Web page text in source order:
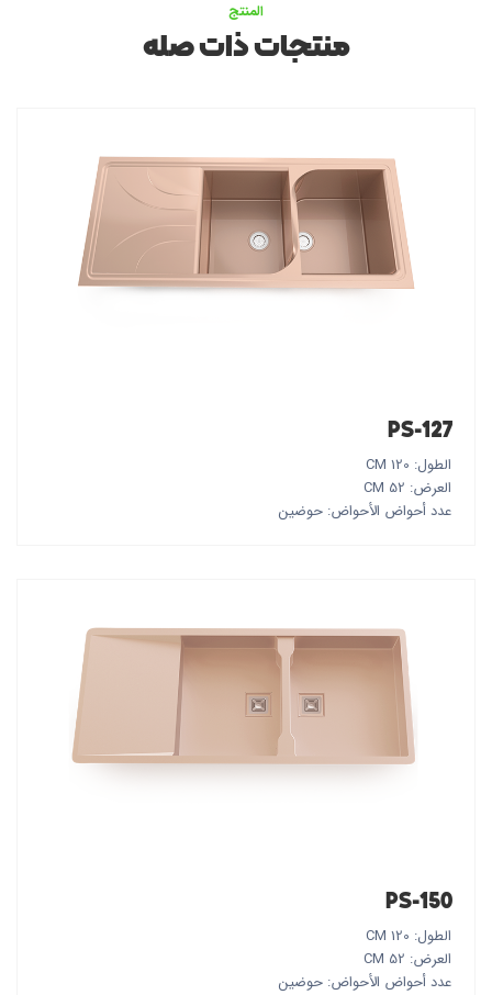
المنتج
منتجات ذات صله
PS-127
الطول: 120 CM
العرض: 52 CM
عدد أحواض الأحواض: حوضين
PS-150
الطول: 120 CM
العرض: 52 CM
عدد أحواض الأحواض: حوضين